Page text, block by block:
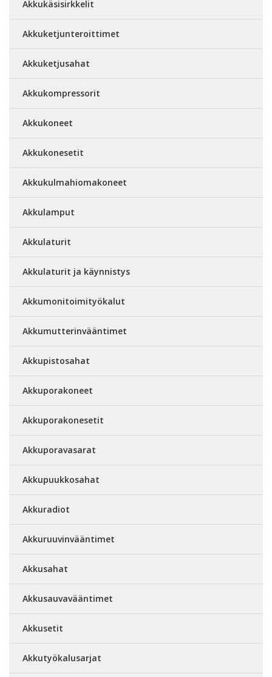
Akkukäsisirkkelit
Akkuketjunteroittimet
Akkuketjusahat
Akkukompressorit
Akkukoneet
Akkukonesetit
Akkukulmahiomakoneet
Akkulamput
Akkulaturit
Akkulaturit ja käynnistys
Akkumonitoimityökalut
Akkumutterinvääntimet
Akkupistosahat
Akkuporakoneet
Akkuporakonesetit
Akkuporavasarat
Akkupuukkosahat
Akkuradiot
Akkuruuvinvääntimet
Akkusahat
Akkusauvavääntimet
Akkusetit
Akkutyökalusarjat